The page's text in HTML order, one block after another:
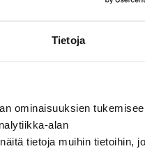
Tietoja
ominaisuuksien
alan
tietoja muihin tietoihin,
Korisliiga